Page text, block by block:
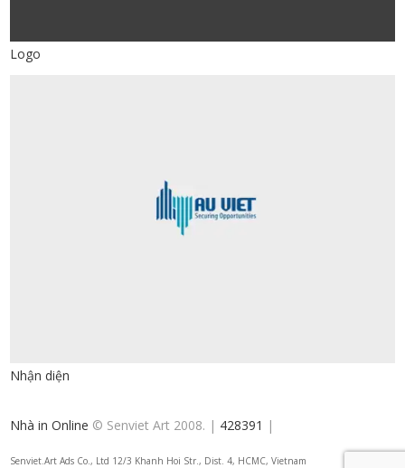
Logo
Nhận diện
Nhà in Online © Senviet Art 2008. | 428391 |
Senviet.Art Ads Co., Ltd 12/3 Khanh Hoi Str., Dist. 4, HCMC, Vietnam